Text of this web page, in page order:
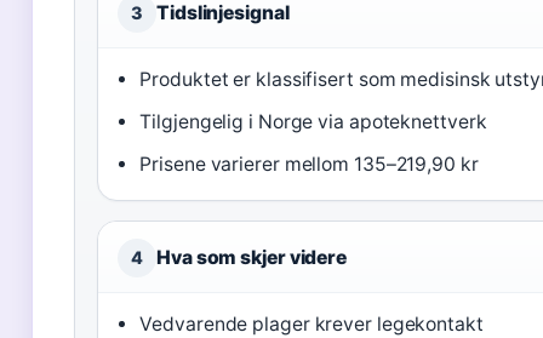
3 Tidslinjesignal
Produktet er klassifisert som medisinsk
Tilgjengelig i Norge via apoteknettverk
Prisene varierer mellom 135–219,90 kr
4 Hva som skjer videre
Vedvarende plager krever legekontakt